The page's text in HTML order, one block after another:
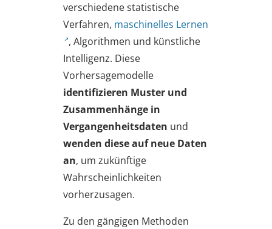
verschiedene statistische
Verfahren, maschinelles Lernen
, Algorithmen und künstliche
Intelligenz. Diese
Vorhersagemodelle
identifizieren Muster und
Zusammenhänge in
Vergangenheitsdaten und
wenden diese auf neue Daten
an, um zukünftige
Wahrscheinlichkeiten
vorherzusagen.
Zu den gängigen Methoden